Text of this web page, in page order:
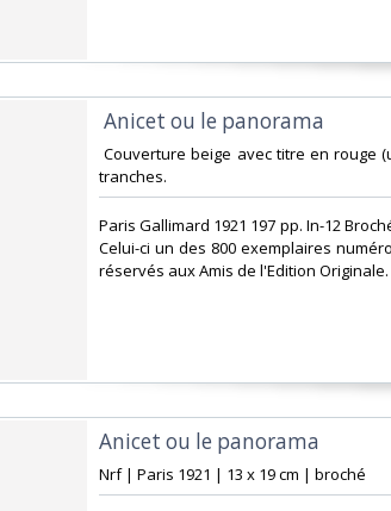
‎ Anicet ou le panorama ‎
Couverture beige avec titre en rouge
tranches. ‎
‎Paris Gallimard 1921 197 pp. In-12
Celui-ci un des 800 exemplaires
réservés aux Amis de l'Edition Originale. ‎
‎Anicet ou le panorama‎
‎Nrf | Paris 1921 | 13 x 19 cm | broché‎